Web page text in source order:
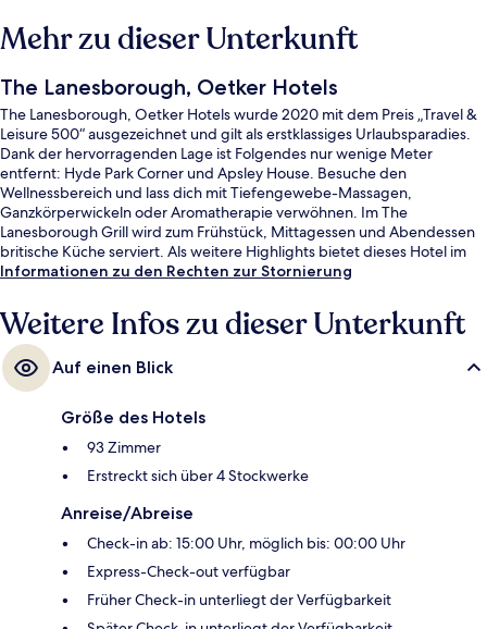
Mehr zu dieser Unterkunft
The Lanesborough, Oetker Hotels
The Lanesborough, Oetker Hotels wurde 2020 mit dem Preis „Travel &
Leisure 500“ ausgezeichnet und gilt als erstklassiges Urlaubsparadies.
Dank der hervorragenden Lage ist Folgendes nur wenige Meter
entfernt: Hyde Park Corner und Apsley House. Besuche den
Wellnessbereich und lass dich mit Tiefengewebe-Massagen,
Ganzkörperwickeln oder Aromatherapie verwöhnen. Im The
Lanesborough Grill wird zum Frühstück, Mittagessen und Abendessen
britische Küche serviert. Als weitere Highlights bietet dieses Hotel im
luxuriösen Stil 2 Bars/Lounges, einen Innenpool und ein Fitnesscenter.
entfernt: Zur U-Bahn-Station Hyde Park Corner sind es nur wenige
Schritte und zur U-Bahn-Station Knightsbridge 8 Minuten.
Informationen zu den Rechten zur Stornierung
Weitere Infos zu dieser Unterkunft
Auf einen Blick
Größe des Hotels
93 Zimmer
Erstreckt sich über 4 Stockwerke
Anreise/Abreise
Check-in ab: 15:00 Uhr, möglich bis: 00:00 Uhr
Express-Check-out verfügbar
Früher Check-in unterliegt der Verfügbarkeit